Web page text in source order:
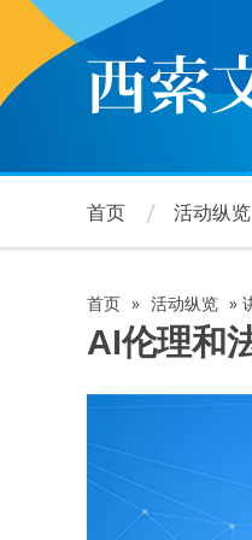
主
要
首页 活动纵览
面
屑
首页 » 活动纵览 »
AI伦理和